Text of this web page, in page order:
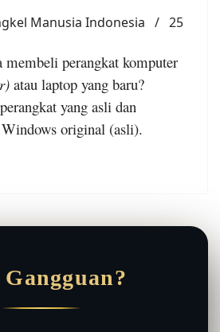
Manusia Indonesia
25
membeli perangkat komputer
atau laptop yang baru?
yang asli dan
original (asli).